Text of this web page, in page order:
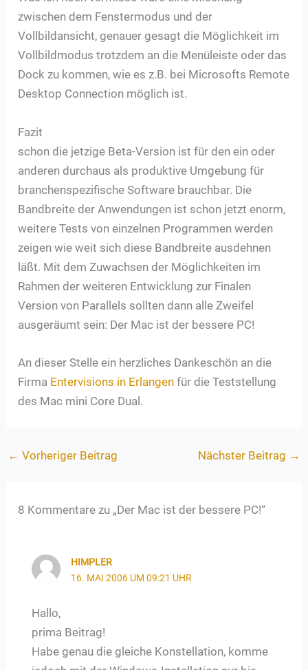
zwischen dem Fenstermodus und der
Vollbildansicht, genauer gesagt die Möglichkeit im
Vollbildmodus trotzdem an die Menüleiste oder das
Dock zu kommen, wie es z.B. bei Microsofts Remote
Desktop Connection möglich ist.
Fazit
schon die jetzige Beta-Version ist für den ein oder
anderen durchaus als produktive Umgebung für
branchenspezifische Software brauchbar. Die
Bandbreite der Anwendungen ist schon jetzt enorm,
weitere Tests von einzelnen Programmen werden
zeigen wie weit sich diese Bandbreite ausdehnen
läßt. Mit dem Zuwachsen der Möglichkeiten im
Rahmen der weiteren Entwicklung zur Finalen
Version von Parallels sollten dann alle Zweifel
ausgeräumt sein: Der Mac ist der bessere PC!
An dieser Stelle ein herzliches Dankeschön an die
Firma Entervisions in Erlangen für die Teststellung
des Mac mini Core Dual.
← Vorheriger Beitrag Nächster Beitrag →
8 Kommentare zu „Der Mac ist der bessere PC!“
HIMPLER
16. MAI 2006 UM 09:21 UHR
Hallo,
prima Beitrag!
Habe genau die gleiche Konstellation, komme